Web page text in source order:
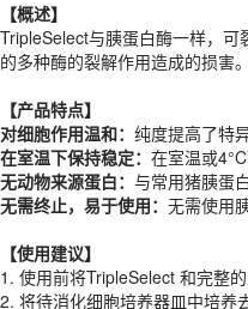
【产品特点】
对细胞作用温和：纯度提高了特
无动物来源蛋白
无需终止，易于使用：无需使用
【使用建议】
1.使用前将TripleSelect 和完整
将待消化细胞培养器皿中培养
3.使用DPBS（无钙镁）清洗细
4. 加入相应体积的TripleSelect
5. 37°C孵育至细胞变圆脱落（镜
【概述】
TripleSelect与胰蛋白酶一样，
的多种酶的裂解作用造成的损害。
【产品特点】
对细胞作用温和： 纯度提高了特
在室温下保持稳定： 在室温或
无动物来源蛋白： 与常用猪胰蛋
无需终止， 易于使用： 无需使用
【使用建议】
1. 使用前将TripleSelect 和完整
2. 将待消化细胞培养器皿中培养